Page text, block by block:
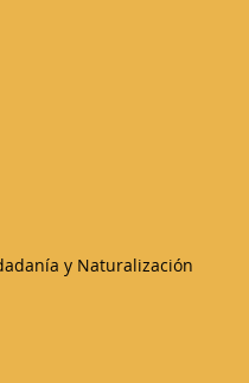
y Naturalización